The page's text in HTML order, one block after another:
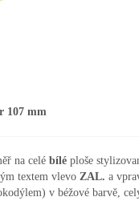
107 mm
na celé bílé ploše
textem vlevo ZAL. a
v béžové barvě,